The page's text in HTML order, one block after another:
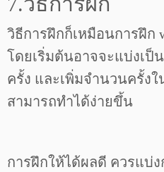
วิธีการฝึกก็เหมือนการฝึก
โดยเริ่มต้นอาจจะแบ่งเป็
ครั้ง และเพิ่มจำนวนครั้ง
สามารถทำได้ง่ายขึ้น
การฝึกให้ได้ผลดี ควรแบ่